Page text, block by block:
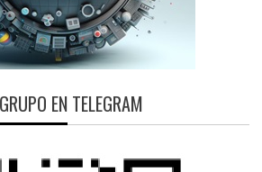
EN TELEGRAM